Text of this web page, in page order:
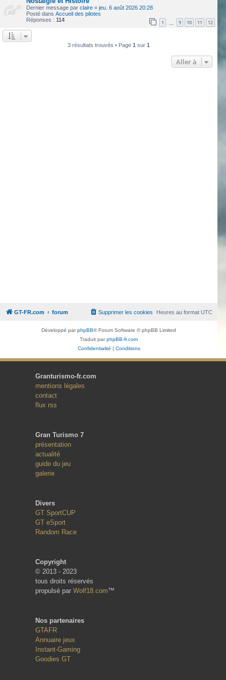
Dernier message par claire « jeu. 6 août 2026 20:28
Posté dans Accueil des pilotes
Réponses : 114 1 9 10 11 12
3 résultats trouvés • Page1 sur1
Aller à
GT-FR.com forum Heures au formatUTC
Supprimer les cookies
Développé parphpBB® Forum Software © phpBB Limited
Traduit parphpBB-fr.com
Confidentialité | Conditions
Granturismo-fr.com
mentions légales
contact
flux rss
Gran Turismo 7
présentation
actualité
guide du jeu
galerie
Divers
GT SportCUP
GT eSport
Random Race
Copyright
© 2013 - 2023
tous droits réservés
propulsé par Wolf18.com™
Nos partenaires
GTAFR
Annuaire jeux
Instant-Gaming
Goodies GT